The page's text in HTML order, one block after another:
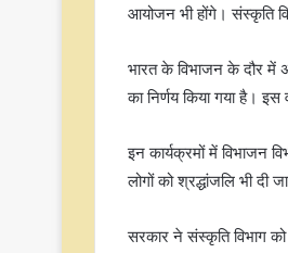
आयोजन भी होंगे। संस्कृति
भारत के विभाजन के दौर में
का निर्णय किया गया है।
इन कार्यक्रमों में विभाजन
लोगों को श्रद्धांजलि भी दी
सरकार ने संस्कृति विभाग